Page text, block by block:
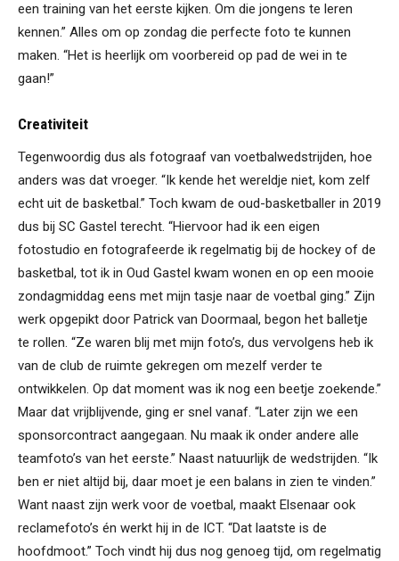
een training van het eerste kijken. Om die jongens te leren
kennen.” Alles om op zondag die perfecte foto te kunnen
maken. “Het is heerlijk om voorbereid op pad de wei in te
gaan!”
Creativiteit
Tegenwoordig dus als fotograaf van voetbalwedstrijden, hoe
anders was dat vroeger. “Ik kende het wereldje niet, kom zelf
echt uit de basketbal.” Toch kwam de oud-basketballer in 2019
dus bij SC Gastel terecht. “Hiervoor had ik een eigen
fotostudio en fotografeerde ik regelmatig bij de hockey of de
basketbal, tot ik in Oud Gastel kwam wonen en op een mooie
zondagmiddag eens met mijn tasje naar de voetbal ging.” Zijn
werk opgepikt door Patrick van Doormaal, begon het balletje
te rollen. “Ze waren blij met mijn foto’s, dus vervolgens heb ik
van de club de ruimte gekregen om mezelf verder te
ontwikkelen. Op dat moment was ik nog een beetje zoekende.”
Maar dat vrijblijvende, ging er snel vanaf. “Later zijn we een
sponsorcontract aangegaan. Nu maak ik onder andere alle
teamfoto’s van het eerste.” Naast natuurlijk de wedstrijden. “Ik
ben er niet altijd bij, daar moet je een balans in zien te vinden.”
Want naast zijn werk voor de voetbal, maakt Elsenaar ook
reclamefoto’s én werkt hij in de ICT. “Dat laatste is de
hoofdmoot.” Toch vindt hij dus nog genoeg tijd, om regelmatig